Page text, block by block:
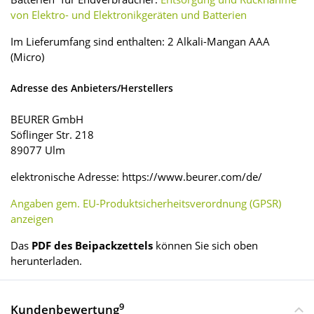
von Elektro- und Elektronikgeräten und Batterien
Im Lieferumfang sind enthalten: 2 Alkali-Mangan AAA
(Micro)
Adresse des Anbieters/Herstellers
BEURER GmbH
Söflinger Str. 218
89077 Ulm
elektronische Adresse: https://www.beurer.com/de/
Angaben gem. EU-Produktsicherheitsverordnung (GPSR)
anzeigen
Das PDF des Beipackzettels können Sie sich oben
herunterladen.
Kundenbewertung9